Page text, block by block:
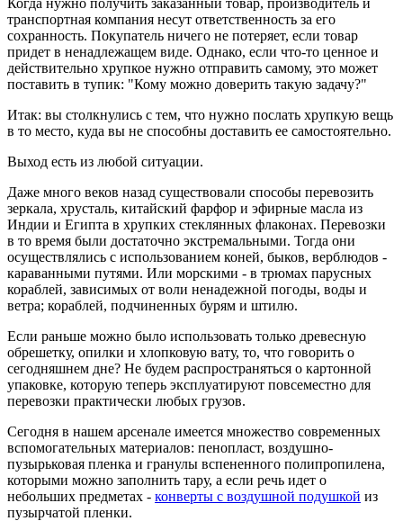
транспортная компания несут ответственность за его
сохранность. Покупатель ничего не потеряет, если товар
придет в ненадлежащем виде. Однако, если что-то ценное и
действительно хрупкое нужно отправить самому, это может
поставить в тупик: "Кому можно доверить такую задачу?"
Итак: вы столкнулись с тем, что нужно послать хрупкую вещь
в то место, куда вы не способны доставить ее самостоятельно.
Выход есть из любой ситуации.
Даже много веков назад существовали способы перевозить
зеркала, хрусталь, китайский фарфор и эфирные масла из
Индии и Египта в хрупких стеклянных флаконах. Перевозки
в то время были достаточно экстремальными. Тогда они
осуществлялись с использованием коней, быков, верблюдов -
караванными путями. Или морскими - в трюмах парусных
кораблей, зависимых от воли ненадежной погоды, воды и
ветра; кораблей, подчиненных бурям и штилю.
Если раньше можно было использовать только древесную
обрешетку, опилки и хлопковую вату, то, что говорить о
сегодняшнем дне? Не будем распространяться о картонной
упаковке, которую теперь эксплуатируют повсеместно для
перевозки практически любых грузов.
Сегодня в нашем арсенале имеется множество современных
вспомогательных материалов: пенопласт, воздушно-
пузырьковая пленка и гранулы вспененного полипропилена,
которыми можно заполнить тару, а если речь идет о
небольших предметах - конверты с воздушной подушкой из
пузырчатой пленки.